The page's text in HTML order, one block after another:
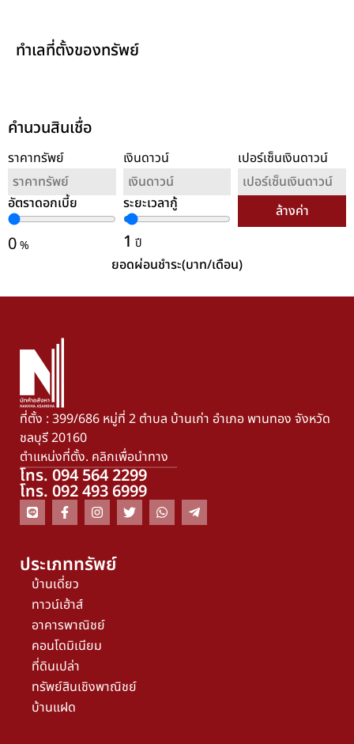
ทำเลที่ตั้งของทรัพย์
คำนวนสินเชื่อ
ราคาทรัพย์ เงินดาวน์ เปอร์เซ็นเงินดาวน์
อัตราดอกเบี้ย
0%
ระยะเวลากู้
1 ปี
ล้างค่า
ยอดผ่อนชำระ(บาท/เดือน)
ที่ตั้ง : 399/686 หมู่ที่ 2 ตำบล บ้านเก่า อำเภอ พานทอง จังหวัด
ชลบุรี 20160
ตำแหน่งที่ตั้ง. คลิกเพื่อนำทาง
โทร. 094 564 2299
โทร. 092 493 6999
ประเภททรัพย์
บ้านเดี่ยว
ทาวน์เฮ้าส์
อาคารพาณิชย์
คอนโดมิเนียม
ที่ดินเปล่า
ทรัพย์สินเชิงพาณิชย์
บ้านแฝด